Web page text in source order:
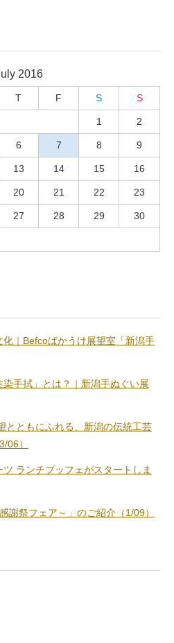
2016
T F S S
1 2
6 7 8 9
13 14 15 16
20 21 22 23
27 28 29 30
｜Befcoばかうけ展望室「新潟手
手拭」とは？｜新潟手ぬぐい展
とともにふれる、新潟の伝統工芸
06）
ランチブッフェがスタートしま
謝祭フェア～」のご紹介（1/09）